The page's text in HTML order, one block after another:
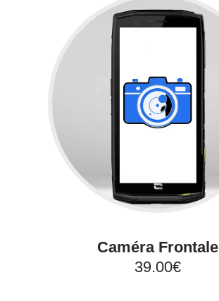
Caméra Frontale
39.00€